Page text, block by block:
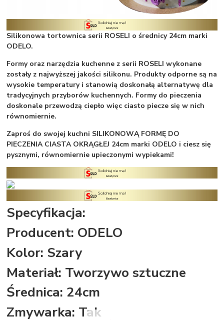
Silikonowa tortownica serii ROSELI o średnicy 24cm marki
ODELO.
Formy oraz narzędzia kuchenne z serii ROSELI wykonane
zostały z najwyższej jakości silikonu. Produkty odporne są na
wysokie temperatury i stanowią doskonałą alternatywę dla
tradycyjnych przyborów kuchennych. Formy do pieczenia
doskonale przewodzą ciepło więc ciasto piecze się w nich
równomiernie.
Zaproś do swojej kuchni SILIKONOWĄ FORMĘ DO
PIECZENIA CIASTA OKRĄGŁEJ 24cm marki ODELO i ciesz się
pysznymi, równomiernie upieczonymi wypiekami!
Specyfikacja:
Producent: ODELO
Kolor: Szary
Materiał: Tworzywo sztuczne
Średnica: 24cm
Zmywarka: Tak